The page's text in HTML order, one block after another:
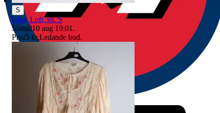
S
Blus, Loft, stl. S
Sluttid10 aug 19:01 .
Pris:5 kr,Ledande bud.